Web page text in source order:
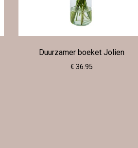
Duurzamer boeket Jolien
€ 36.95